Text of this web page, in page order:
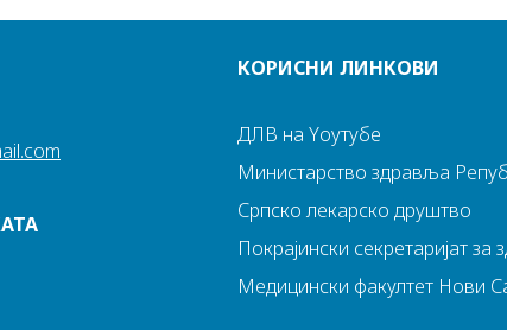
КОРИСНИ ЛИНКОВИ
ДЛВ на Yоутубе
Министарство здравља
Српско лекарско друштво
Покрајински секретаријат за
Медицински факултет Нови